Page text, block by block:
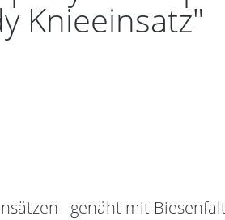
Knieeinsatz"
–genäht mit